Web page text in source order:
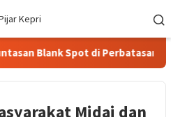
Blank Spot di Perbatasan
Midai dan